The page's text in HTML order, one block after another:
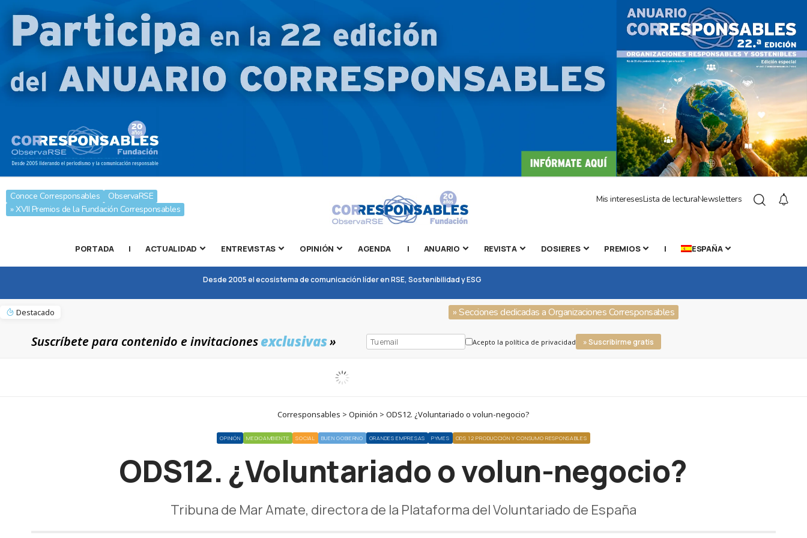
Conoce Corresponsables
ObservaRSE
» XVII Premios de la Fundación Corresponsables
Mis interesesLista de lecturaNewsletters
PORTADA | ACTUALIDAD ENTREVISTAS OPINIÓN AGENDA | ANUARIO REVISTA DOSIERES PREMIOS | ESPAÑA
Desde 2005 el ecosistema de comunicación líder en RSE, Sostenibilidad y ESG
Destacado » Secciones dedicadas a Organizaciones Corresponsables
Suscríbete para contenido e invitacionesexclusivas» Acepto la política de privacidad » Suscribirme gratis
Corresponsables > Opinión > ODS12. ¿Voluntariado o volun-negocio?
OPINIÓN MEDIOAMBIENTE SOCIAL BUEN GOBIERNO GRANDES EMPRESAS PYMES ODS 12 PRODUCCIÓN Y CONSUMO RESPONSABLES
ODS12. ¿Voluntariado o volun-negocio?
Tribuna de Mar Amate, directora de la Plataforma del Voluntariado de España